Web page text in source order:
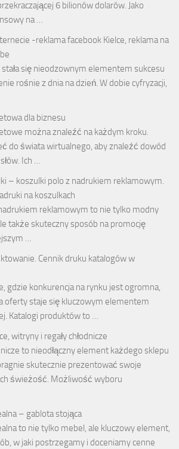
6 bilionów dolarów. Jako
na …
-reklama facebook Kielce, reklama na
się nieodzownym elementem sukcesu
rośnie z dnia na dzień. W dobie cyfryzacji,
dla biznesu
można znaleźć na każdym kroku.
do świata wirtualnego, aby znaleźć dowód
Ich …
– koszulki polo z nadrukiem reklamowym.
na koszulkach
reklamowym to nie tylko modny
także skuteczny sposób na promocję
…
Cennik druku katalogów w
gdzie konkurencja na rynku jest ogromna,
oferty staje się kluczowym elementem
Katalogi produktów to …
witryny i regały chłodnicze
to nieodłączny element każdego sklepu
skutecznie prezentować swoje
świeżość. Możliwość wyboru
– gablota stojąca
to nie tylko mebel, ale kluczowy element,
w jaki postrzegamy i doceniamy cenne